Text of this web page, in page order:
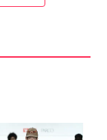
等の衣